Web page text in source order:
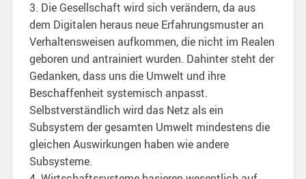
3. Die Gesellschaft wird sich verändern, da aus
dem Digitalen heraus neue Erfahrungsmuster an
Verhaltensweisen aufkommen, die nicht im Realen
geboren und antrainiert wurden. Dahinter steht der
Gedanken, dass uns die Umwelt und ihre
Beschaffenheit systemisch anpasst.
Selbstverständlich wird das Netz als ein
Subsystem der gesamten Umwelt mindestens die
gleichen Auswirkungen haben wie andere
Subsysteme.